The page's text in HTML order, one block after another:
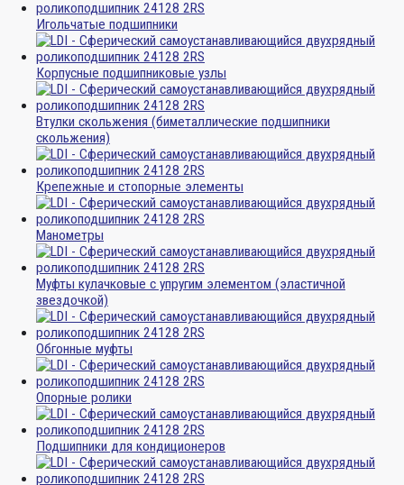
Игольчатые подшипники
Корпусные подшипниковые узлы
Втулки скольжения (биметаллические подшипники
скольжения)
Крепежные и стопорные элементы
Манометры
Муфты кулачковые с упругим элементом (эластичной
звездочкой)
Обгонные муфты
Опорные ролики
Подшипники для кондиционеров